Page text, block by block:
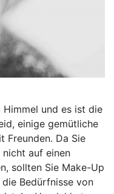
und es ist die
einige gemütliche
Freunden. Da Sie
auf einen
sollten Sie Make-Up
Bedürfnisse von